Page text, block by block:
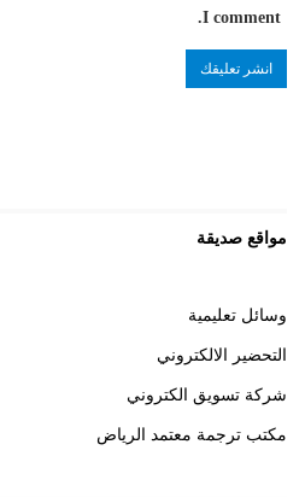
I comment.
مواقع صديقة
وسائل تعليمية
التحضير الالكتروني
شركة تسويق الكتروني
مكتب ترجمة معتمد الرياض